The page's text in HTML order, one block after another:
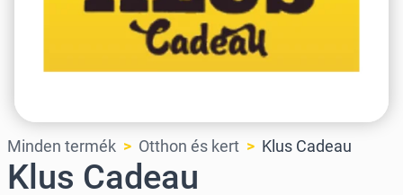
Minden termék Otthon és kert Klus Cadeau
Klus Cadeau